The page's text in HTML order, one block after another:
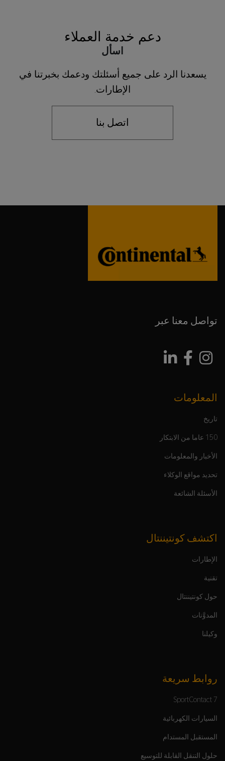
دعم خدمة العملاء
اسأل
يسعدنا الرد على جميع أسئلتك ودعمك بخبرتنا في
الإطارات.
اتصل بنا
تواصل معنا عبر
المعلومات
تاريخ
150 عاما من الابتكار
الأخبار والمعلومات
تحديد مواقع الوكلاء
الأسئلة الشائعة
اكتشف كونتيننتال
الإطارات
تقنية
حول كونتيننتال
المدوَّنات
وكيلنا
روابط سريعة
SportContact 7
السيارات الكهربائية
المستقبل المستدام
حلول التنقل القابلة للتوسيع